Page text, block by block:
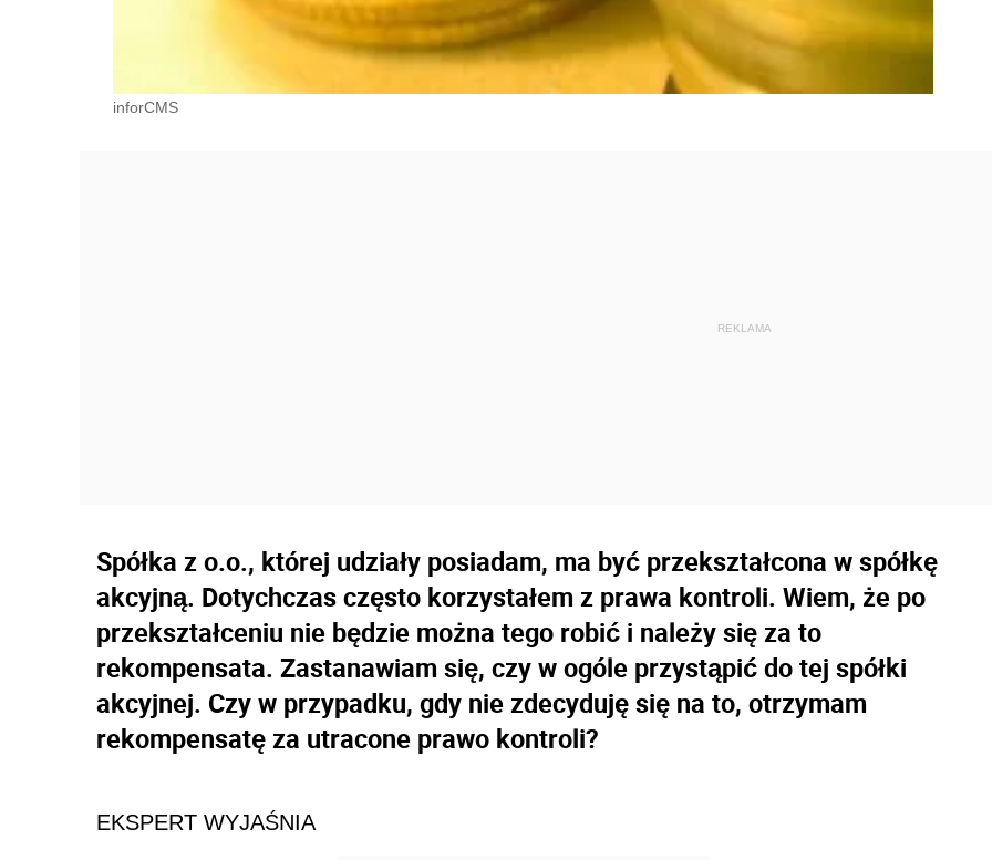
inforCMS
Spółka z o.o., której udziały posiadam, ma być przekształcona w spółkę
akcyjną. Dotychczas często korzystałem z prawa kontroli. Wiem, że po
przekształceniu nie będzie można tego robić i należy się za to
rekompensata. Zastanawiam się, czy w ogóle przystąpić do tej spółki
akcyjnej. Czy w przypadku, gdy nie zdecyduję się na to, otrzymam
rekompensatę za utracone prawo kontroli?
EKSPERT WYJAŚNIA